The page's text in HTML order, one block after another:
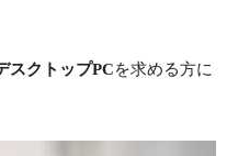
スクトップPCを求める方に